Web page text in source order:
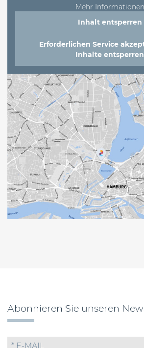
Mehr Informationen
Inhalt entsperren
Erforderlichen Service
Inhalte entsperren
Abonnieren Sie unseren